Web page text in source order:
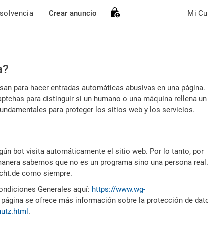
Crear anuncio Mi
para hacer entradas automáticas abusivas en una página.
para distinguir si un humano o una máquina rellena un
para proteger los sitios web y los servicios.
bot visita automáticamente el sitio web. Por lo tanto, por
sabemos que no es un programa sino una persona real.
como siempre.
Generales aquí: https://www.wg-
página se ofrece más información sobre la protección de
.